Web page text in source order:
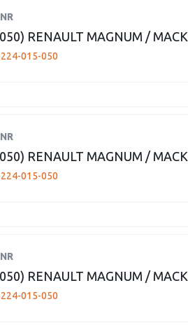
RENAULT MAGNUM / MACK
015-050
RENAULT MAGNUM / MACK
015-050
RENAULT MAGNUM / MACK
015-050